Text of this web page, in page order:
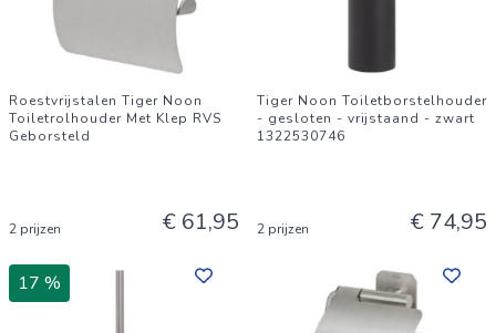
Roestvrijstalen Tiger Noon
Toiletrolhouder Met Klep RVS
Geborsteld
2 prijzen € 61,95
Tiger Noon Toiletborstelhouder
- gesloten - vrijstaand - zwart
1322530746
2 prijzen € 74,95
17 %